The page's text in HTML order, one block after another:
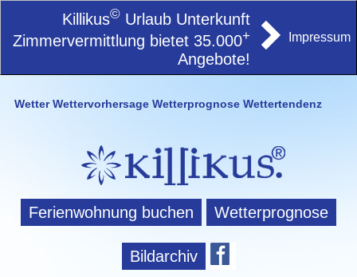
Killikus© Urlaub Unterkunft
Zimmervermittlung bietet 35.000+
Angebote!
Impressum
Wetter Wettervorhersage Wetterprognose Wettertendenz
Ferienwohnung buchen Wetterprognose
Bildarchiv